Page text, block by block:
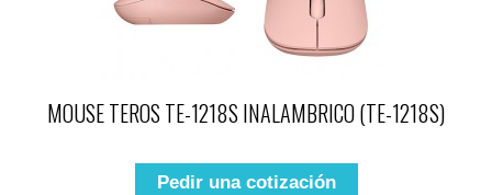
MOUSE TEROS TE-1218S INALAMBRICO (TE-1218S)
Pedir una cotización